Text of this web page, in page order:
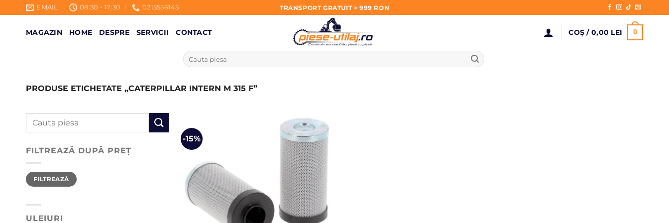
to
content
EMAIL 08:30 - 17:30 0215556145 TRANSPORT GRATUIT > 999 RON
MAGAZIN HOME DESPRE SERVICII CONTACT COȘ / 0,00 LEI 0
Caută
după:
PRODUSE ETICHETATE „CATERPILLAR INTERN M 315 F”
Caută
FILTREAZĂ DUPĂ PREȚ
Preț
minim
Preț
maxim
FILTREAZĂ
ULEIURI
-15%